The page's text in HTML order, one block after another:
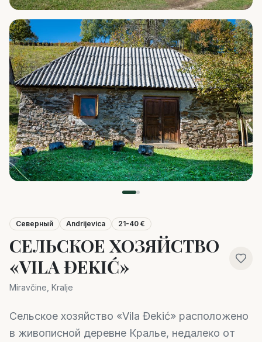
Северный Andrijevica 21-40 €
СЕЛЬСКОЕ ХОЗЯЙСТВО
«VILA ĐEKIĆ»
Miravčine, Kralje
Сельское хозяйство «Vila Đekić» расположено
в живописной деревне Кралье, недалеко от